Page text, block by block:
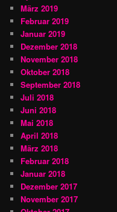
März 2019
Februar 2019
Januar 2019
Dezember 2018
November 2018
Oktober 2018
September 2018
Juli 2018
Juni 2018
Mai 2018
April 2018
März 2018
Februar 2018
Januar 2018
Dezember 2017
November 2017